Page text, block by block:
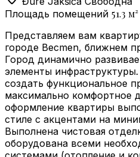
Площадь помещений 51.3 м²
Представляем вам
городе Becmen, ближнем
Город динамично
элементы
создать функциональное
максимально комфортное
оформление квартиры
стиле с акцентами на
Выполнена чистовая
оборудована всеми